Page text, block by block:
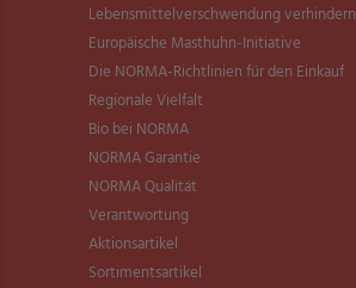
Lebensmittel­verschwendung verhindern
Europäische Masthuhn-Initiative
Die NORMA-Richtlinien für den Einkauf
Regionale Vielfalt
Bio bei NORMA
NORMA Garantie
NORMA Qualität
Verantwortung
Aktionsartikel
Sortimentsartikel